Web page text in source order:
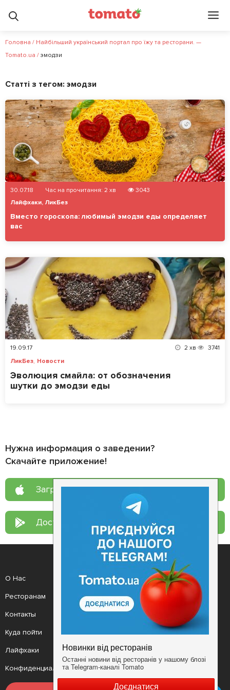
Головна / Найбільший український портал про їжу та ресторани. —
Tomato.ua / эмодзи
Статті з тегом: эмодзи
30.07.18 Час на прочитання: 2 хв
3043
Лайфхаки, ЛикБез
Вместо гороскопа: любимый эмодзи еды определяет
вас
19.09.17 2 хв
3741
ЛикБез, Новости
Эволюция смайла: от обозначения
шутки до эмодзи еды
Нужна информация о заведении?
Скачайте приложение!
Загрузите в App Store
Доступно в Google Play
О Нас
Ресторанам
Контакты
Куда пойти
Лайфхаки
Конфиденциальность
Рецепт дня
Новости
Анонсы
Мобильное приложение
Условия